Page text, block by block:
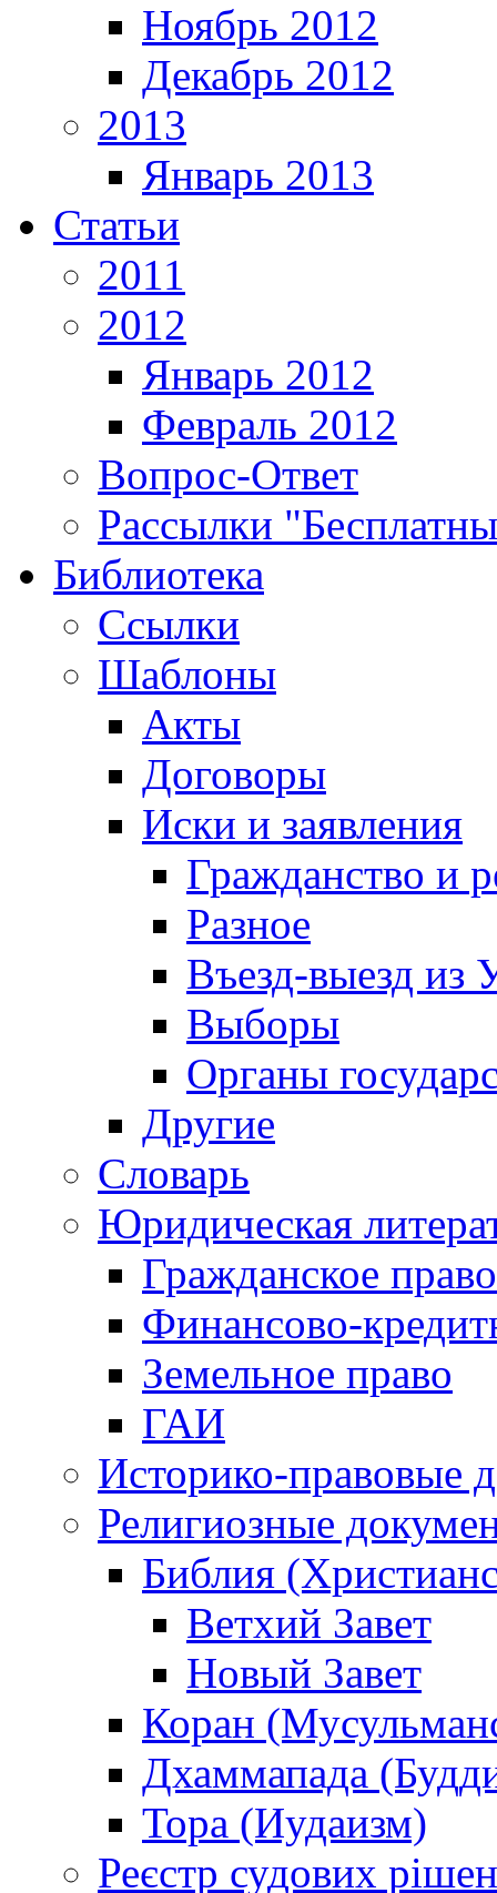
Ноябрь 2012
Декабрь 2012
2013
Январь 2013
Статьи
2011
2012
Январь 2012
Февраль 2012
Вопрос-Ответ
Рассылки
Библиотека
Ссылки
Шаблоны
Акты
Договоры
Иски и заявления
Гражданство и
Разное
Въезд-выезд из
Выборы
Органы
Другие
Словарь
Юридическая
Гражданское право
Финансово-
Земельное право
ГАИ
Историко-правовые
Религиозные
Библия
Ветхий Завет
Новый Завет
Коран
Дхаммапада
Тора (Иудаизм)
Реєстр судових